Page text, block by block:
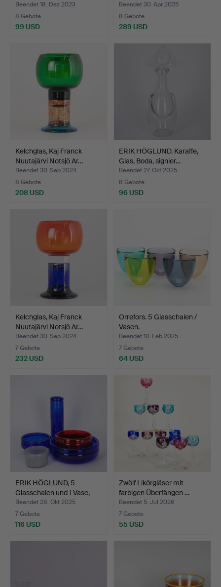
Beendet 18. Dez 2023
8 Gebote
99 USD
Beendet 30. Apr 2025
8 Gebote
289 USD
Kelchglas, Kaj Franck
Nuutajärvi Notsjö Ar…
Beendet 30. Sep 2024
8 Gebote
208 USD
ERIK HÖGLUND. Karaffe,
Glas, Boda, signier…
Beendet 27. Okt 2025
8 Gebote
96 USD
Kelchglas, Kaj Franck
Nuutajärvi Notsjö Ar…
Beendet 30. Sep 2024
7 Gebote
232 USD
Orrefors. 5 Glasschalen /
Vasen.
Beendet 10. Feb 2025
7 Gebote
64 USD
ERIK HÖGLUND, 5
Glasschalen und 1 Vase,
Ko…
Beendet 28. Okt 2025
7 Gebote
116 USD
Zwölf Likörgläser mit
farbigen Überfängen …
Beendet 5. Jul 2026
7 Gebote
55 USD